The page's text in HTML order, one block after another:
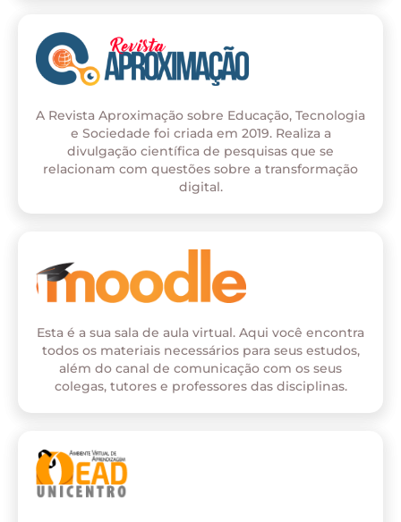
A Revista Aproximação sobre Educação, Tecnologia
e Sociedade foi criada em 2019. Realiza a
divulgação científica de pesquisas que se
relacionam com questões sobre a transformação
digital.
Esta é a sua sala de aula virtual. Aqui você encontra
todos os materiais necessários para seus estudos,
além do canal de comunicação com os seus
colegas, tutores e professores das disciplinas.